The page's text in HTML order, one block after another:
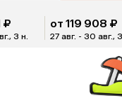
₽
3 н.
от 119 908 ₽
27 авг. - 30 авг., 3